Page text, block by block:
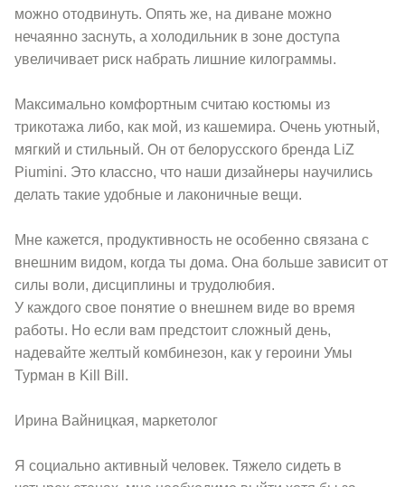
можно отодвинуть. Опять же, на диване можно
нечаянно заснуть, а холодильник в зоне доступа
увеличивает риск набрать лишние килограммы.
Максимально комфортным считаю костюмы из
трикотажа либо, как мой, из кашемира. Очень уютный,
мягкий и стильный. Он от белорусского бренда LiZ
Piumini. Это классно, что наши дизайнеры научились
делать такие удобные и лаконичные вещи.
Мне кажется, продуктивность не особенно связана с
внешним видом, когда ты дома. Она больше зависит от
силы воли, дисциплины и трудолюбия.
У каждого свое понятие о внешнем виде во время
работы. Но если вам предстоит сложный день,
надевайте желтый комбинезон, как у героини Умы
Турман в Kill Bill.
Ирина Вайницкая, маркетолог
Я социально активный человек. Тяжело сидеть в